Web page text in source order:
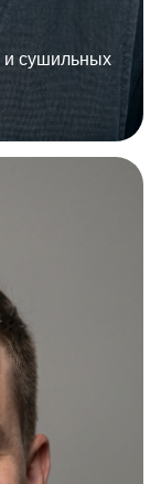
и сушильных